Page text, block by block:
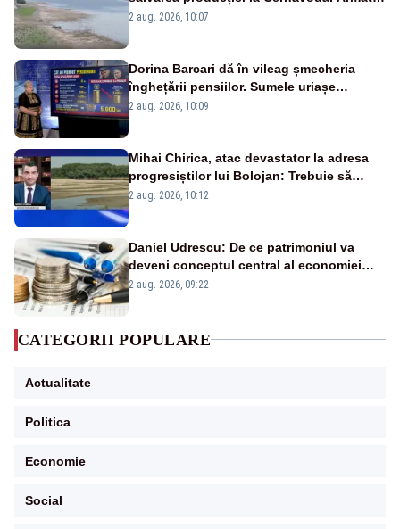
va detona o stâncă și va devia apa
2 aug. 2026, 10:07
Dorina Barcari dă în vileag șmecheria
înghețării pensiilor. Sumele uriașe
pierdute de fiecare român
2 aug. 2026, 10:09
Mihai Chirica, atac devastator la adresa
progresiștilor lui Bolojan: Trebuie să
protejăm și natura, dar nu șținem omaneii
2 aug. 2026, 10:12
Daniel Udrescu: De ce patrimoniul va
deveni conceptul central al economiei
viitoare?
2 aug. 2026, 09:22
CATEGORII POPULARE
Actualitate
Politica
Economie
Social